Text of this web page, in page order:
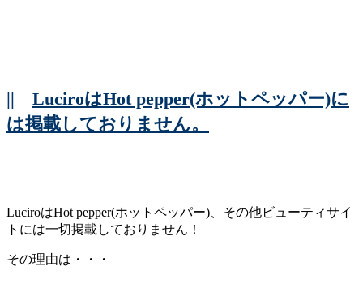
|| LuciroはHot pepper(ホットペッパー)に
は掲載しておりません。
LuciroはHot pepper(ホットペッパー)、その他ビューティサイ
トには一切掲載しておりません！
その理由は・・・